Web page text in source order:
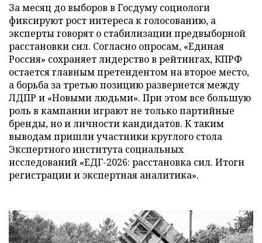
За месяц до выборов в Госдуму социологи
фиксируют рост интереса к голосованию, а
эксперты говорят о стабилизации предвыборной
расстановки сил. Согласно опросам, «Единая
Россия» сохраняет лидерство в рейтингах, КПРФ
остается главным претендентом на второе место,
а борьба за третью позицию развернется между
ЛДПР и «Новыми людьми». При этом все большую
роль в кампании играют не только партийные
бренды, но и личности кандидатов. К таким
выводам пришли участники круглого стола
Экспертного института социальных
исследований «ЕДГ-2026: расстановка сил. Итоги
регистрации и экспертная аналитика».